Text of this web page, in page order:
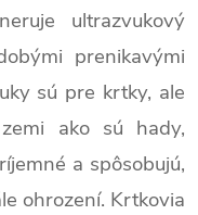
ultrazvukový
prenikavými
sú pre krtky, ale
ako sú hady,
a spôsobujú,
ohrození. Krtkovia